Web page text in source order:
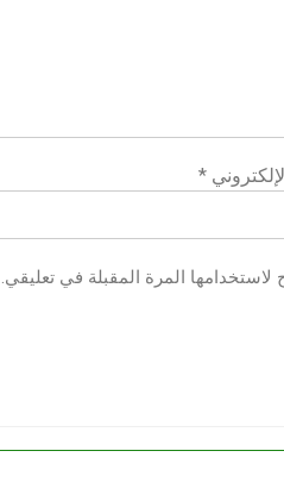
*
المرة المقبلة في تعليقي.